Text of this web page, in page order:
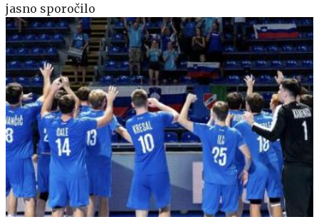
jasno sporočilo